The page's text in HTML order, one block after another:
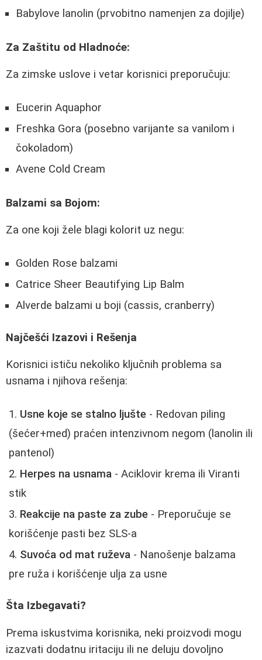
Babylove lanolin (prvobitno namenjen za dojilje)
Za Zaštitu od Hladnoće:
Za zimske uslove i vetar korisnici preporučuju:
Eucerin Aquaphor
Freshka Gora (posebno varijante sa vanilom i
čokoladom)
Avene Cold Cream
Balzami sa Bojom:
Za one koji žele blagi kolorit uz negu:
Golden Rose balzami
Catrice Sheer Beautifying Lip Balm
Alverde balzami u boji (cassis, cranberry)
Najčešći Izazovi i Rešenja
Korisnici ističu nekoliko ključnih problema sa
usnama i njihova rešenja:
Usne koje se stalno ljušte - Redovan piling
(šećer+med) praćen intenzivnom negom (lanolin ili
pantenol)
Herpes na usnama - Aciklovir krema ili Viranti
stik
Reakcije na paste za zube - Preporučuje se
korišćenje pasti bez SLS-a
Suvoća od mat ruževa - Nanošenje balzama
pre ruža i korišćenje ulja za usne
Šta Izbegavati?
Prema iskustvima korisnika, neki proizvodi mogu
izazvati dodatnu iritaciju ili ne deluju dovoljno